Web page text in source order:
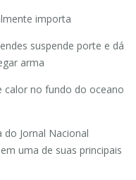
importa
suspende porte e dá
arma
calor no fundo do oceano
do Jornal Nacional
uma de suas principais